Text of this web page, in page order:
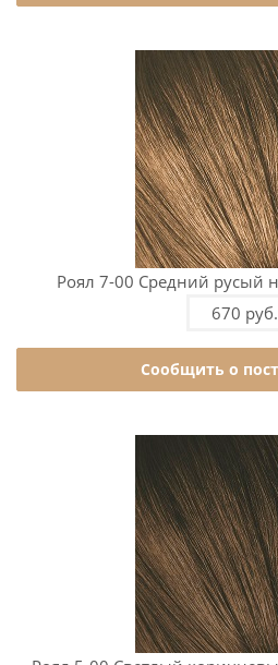
Роял 7-00 Средний русый
670 руб.
Сообщить о